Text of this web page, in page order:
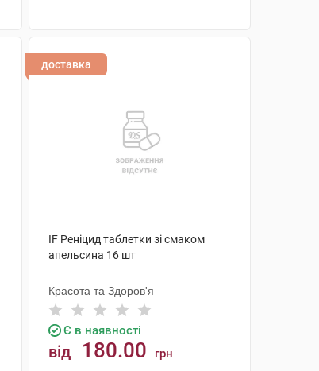
доставка
IF Реніцид таблетки зі смаком
апельсина 16 шт
Красота та Здоров'я
Є в наявності
від 180.00 грн